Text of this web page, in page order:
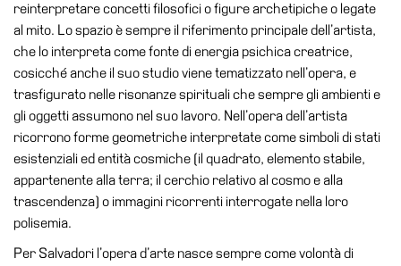
EN
Collezione
Accessibilità
Educazione
Educazione
Dipartimento
Educazione
Formazione
reinterpretare concetti filosofici o figure archetipiche o legate
al mito. Lo spazio è sempre il riferimento principale dell’artista,
che lo interpreta come fonte di energia psichica creatrice,
cosicché anche il suo studio viene tematizzato nell’opera, e
trasfigurato nelle risonanze spirituali che sempre gli ambienti e
gli oggetti assumono nel suo lavoro. Nell’opera dell’artista
ricorrono forme geometriche interpretate come simboli di stati
esistenziali ed entità cosmiche (il quadrato, elemento stabile,
appartenente alla terra; il cerchio relativo al cosmo e alla
trascendenza) o immagini ricorrenti interrogate nella loro
polisemia.
Per Salvadori l’opera d’arte nasce sempre come volontà di